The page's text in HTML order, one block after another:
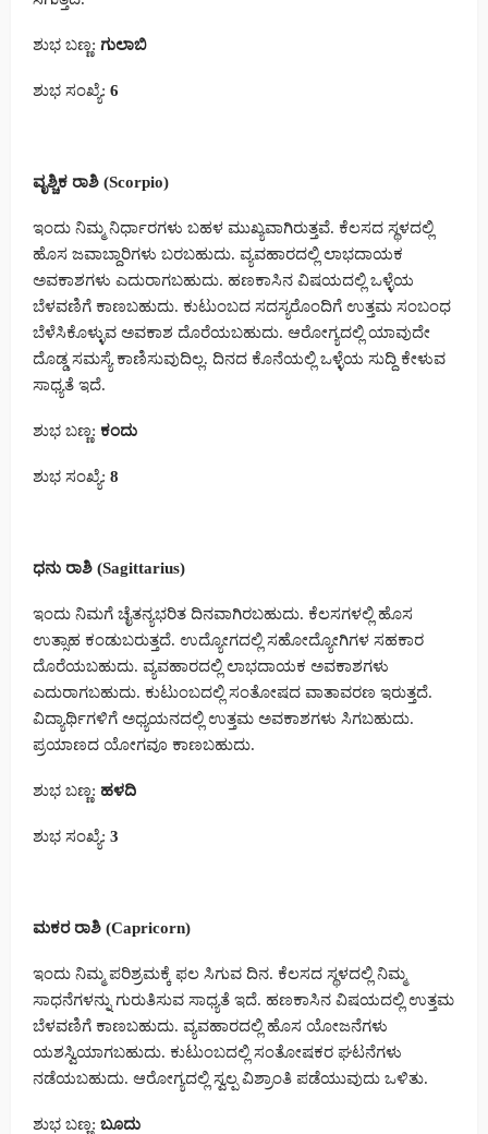
ಶುಭ ಬಣ್ಣ: ಗುಲಾಬಿ
ಶುಭ ಸಂಖ್ಯೆ: 6
ವೃಶ್ಚಿಕ ರಾಶಿ (Scorpio)
ಇಂದು ನಿಮ್ಮ ನಿರ್ಧಾರಗಳು ಬಹಳ ಮುಖ್ಯವಾಗಿರುತ್ತವೆ. ಕೆಲಸದ ಸ್ಥಳದಲ್ಲಿ
ಹೊಸ ಜವಾಬ್ದಾರಿಗಳು ಬರಬಹುದು. ವ್ಯವಹಾರದಲ್ಲಿ ಲಾಭದಾಯಕ
ಅವಕಾಶಗಳು ಎದುರಾಗಬಹುದು. ಹಣಕಾಸಿನ ವಿಷಯದಲ್ಲಿ ಒಳ್ಳೆಯ
ಬೆಳವಣಿಗೆ ಕಾಣಬಹುದು. ಕುಟುಂಬದ ಸದಸ್ಯರೊಂದಿಗೆ ಉತ್ತಮ ಸಂಬಂಧ
ಬೆಳೆಸಿಕೊಳ್ಳುವ ಅವಕಾಶ ದೊರೆಯಬಹುದು. ಆರೋಗ್ಯದಲ್ಲಿ ಯಾವುದೇ
ದೊಡ್ಡ ಸಮಸ್ಯೆ ಕಾಣಿಸುವುದಿಲ್ಲ. ದಿನದ ಕೊನೆಯಲ್ಲಿ ಒಳ್ಳೆಯ ಸುದ್ದಿ ಕೇಳುವ
ಸಾಧ್ಯತೆ ಇದೆ.
ಶುಭ ಬಣ್ಣ: ಕಂದು
ಶುಭ ಸಂಖ್ಯೆ: 8
ಧನು ರಾಶಿ (Sagittarius)
ಇಂದು ನಿಮಗೆ ಚೈತನ್ಯಭರಿತ ದಿನವಾಗಿರಬಹುದು. ಕೆಲಸಗಳಲ್ಲಿ ಹೊಸ
ಉತ್ಸಾಹ ಕಂಡುಬರುತ್ತದೆ. ಉದ್ಯೋಗದಲ್ಲಿ ಸಹೋದ್ಯೋಗಿಗಳ ಸಹಕಾರ
ದೊರೆಯಬಹುದು. ವ್ಯವಹಾರದಲ್ಲಿ ಲಾಭದಾಯಕ ಅವಕಾಶಗಳು
ಎದುರಾಗಬಹುದು. ಕುಟುಂಬದಲ್ಲಿ ಸಂತೋಷದ ವಾತಾವರಣ ಇರುತ್ತದೆ.
ವಿದ್ಯಾರ್ಥಿಗಳಿಗೆ ಅಧ್ಯಯನದಲ್ಲಿ ಉತ್ತಮ ಅವಕಾಶಗಳು ಸಿಗಬಹುದು.
ಪ್ರಯಾಣದ ಯೋಗವೂ ಕಾಣಬಹುದು.
ಶುಭ ಬಣ್ಣ: ಹಳದಿ
ಶುಭ ಸಂಖ್ಯೆ: 3
ಮಕರ ರಾಶಿ (Capricorn)
ಇಂದು ನಿಮ್ಮ ಪರಿಶ್ರಮಕ್ಕೆ ಫಲ ಸಿಗುವ ದಿನ. ಕೆಲಸದ ಸ್ಥಳದಲ್ಲಿ ನಿಮ್ಮ
ಸಾಧನೆಗಳನ್ನು ಗುರುತಿಸುವ ಸಾಧ್ಯತೆ ಇದೆ. ಹಣಕಾಸಿನ ವಿಷಯದಲ್ಲಿ ಉತ್ತಮ
ಬೆಳವಣಿಗೆ ಕಾಣಬಹುದು. ವ್ಯವಹಾರದಲ್ಲಿ ಹೊಸ ಯೋಜನೆಗಳು
ಯಶಸ್ವಿಯಾಗಬಹುದು. ಕುಟುಂಬದಲ್ಲಿ ಸಂತೋಷಕರ ಘಟನೆಗಳು
ನಡೆಯಬಹುದು. ಆರೋಗ್ಯದಲ್ಲಿ ಸ್ವಲ್ಪ ವಿಶ್ರಾಂತಿ ಪಡೆಯುವುದು ಒಳಿತು.
ಶುಭ ಬಣ್ಣ: ಬೂದು